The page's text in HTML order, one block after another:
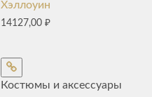
Хэллоуин
14127,00₽
Костюмы и аксессуары